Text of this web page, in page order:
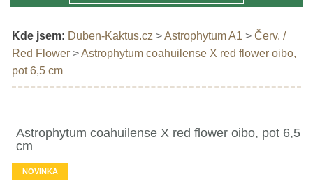
Kde jsem: Duben-Kaktus.cz >Astrophytum A1 > Červ. /
Red Flower >Astrophytum coahuilense X red flower oibo,
pot 6,5 cm
Astrophytum coahuilense X red flower oibo, pot 6,5
cm
NOVINKA